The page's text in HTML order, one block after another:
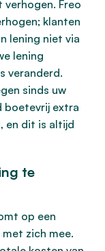
verhogen. Freo
klanten
lening niet via
lening
veranderd.
sinds uw
boetevrij extra
en dit is altijd
te
op een
zich mee.